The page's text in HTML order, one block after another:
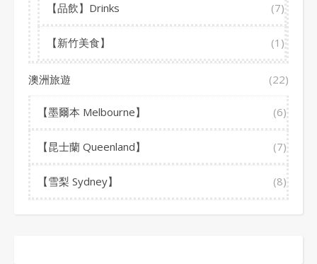
【品飲】Drinks (7)
【新竹美食】 (1)
澳洲旅遊 (22)
【墨爾本 Melbourne】 (6)
【昆士蘭 Queenland】 (7)
【雪梨 Sydney】 (8)